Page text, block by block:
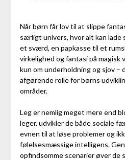
Når børn får lov til at slippe
særligt univers, hvor alt kan lade
et sværd, en papkasse til et
virkelighed og fantasi på magisk
kun om underholdning og sjov –
afgørende rolle for børns
områder.
Leg er nemlig meget mere end
leger, udvikler de både sociale
evnen til at løse problemer og
følelsesmæssige intelligens.
opfindsomme scenarier øver de